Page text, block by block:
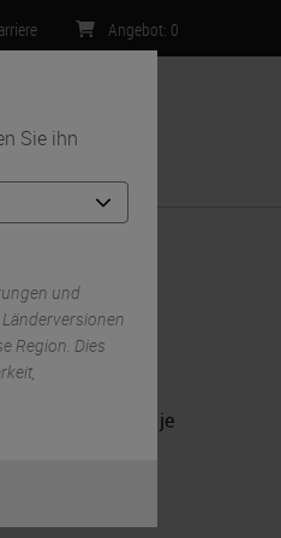
Sie ihn
und
Region. Dies
Angebot: 0
Vereinbarungen je